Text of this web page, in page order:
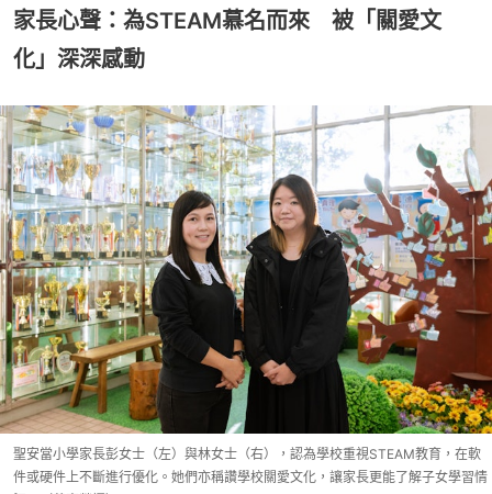
家長心聲：為STEAM慕名而來 被「關愛文
化」深深感動
聖安當小學家長彭女士（左）與林女士（右），認為學校重視STEAM教育，在軟
件或硬件上不斷進行優化。她們亦稱讚學校關愛文化，讓家長更能了解子女學習情